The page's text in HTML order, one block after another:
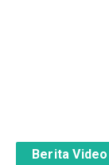
Berita Video